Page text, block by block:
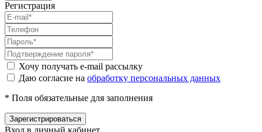
Регистрация
Хочу получать e-mail рассылку
Даю согласие на обработку персональных данных
* Поля обязательные для заполнения
Зарегистрироваться
Вход в личный кабинет